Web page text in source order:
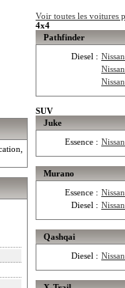
Voir toutes les voitures
4x4
Pathfinder
Diesel :
SUV
Juke
Essence :
Murano
Essence :
Diesel :
Qashqai
Diesel :